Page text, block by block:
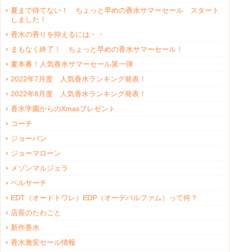
夏まで待てない！ ちょっと早めの香水サマーセール スタート
しました！
香水の香りを抑えるには・・
まもなく終了！ ちょっと早めの香水サマーセール！
夏本番！人気香水サマーセール第一弾
2022年7月度 人気香水ランキング発表！
2022年8月度 人気香水ランキング発表！
香水学園からのXmasプレゼント
コーチ
ジョーバン
ジョーマローン
メゾンマルジェラ
ベルサーチ
EDT（オードトワレ）EDP（オーデパルファム）って何？
店長のたわごと
新作香水
香水激安セール情報